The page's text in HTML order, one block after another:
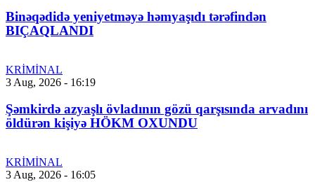
Binəqədidə yeniyetməyə həmyaşıdı tərəfindən
BIÇAQLANDI
KRİMİNAL
3 Aug, 2026 - 16:19
Şəmkirdə azyaşlı övladının gözü qarşısında arvadını
öldürən kişiyə HÖKM OXUNDU
KRİMİNAL
3 Aug, 2026 - 16:05